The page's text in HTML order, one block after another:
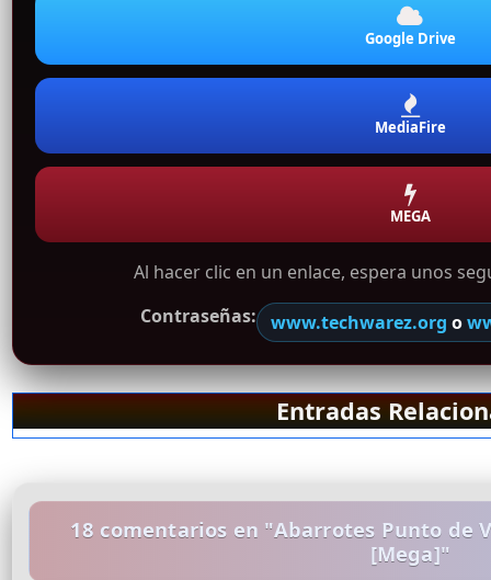
Google Drive
MediaFire
MEGA
Al hacer clic en un enlace, espera unos
Contraseñas:
www.techwarez.org o
Entradas
18 comentarios en "Abarrotes Punto de
[Mega]"